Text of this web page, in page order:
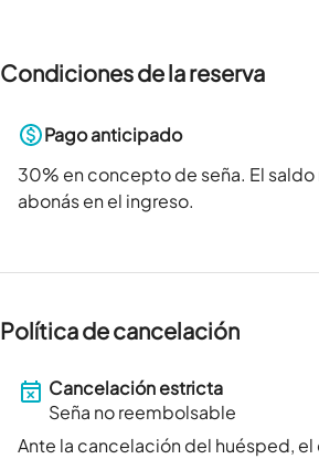
Condiciones de la reserva
Pago anticipado
30% en concepto de seña. El
abonás en el ingreso.
Política de cancelación
Cancelación estricta
Seña no reembolsable
Ante la cancelación del huésped,